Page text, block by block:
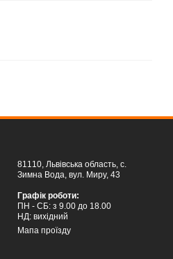
81110, Львівська область, c.
Зимна Вода, вул. Миру, 43
Графік роботи:
ПН - СБ: з 9.00 до 18.00
НД: вихідний
Мапа проїзду